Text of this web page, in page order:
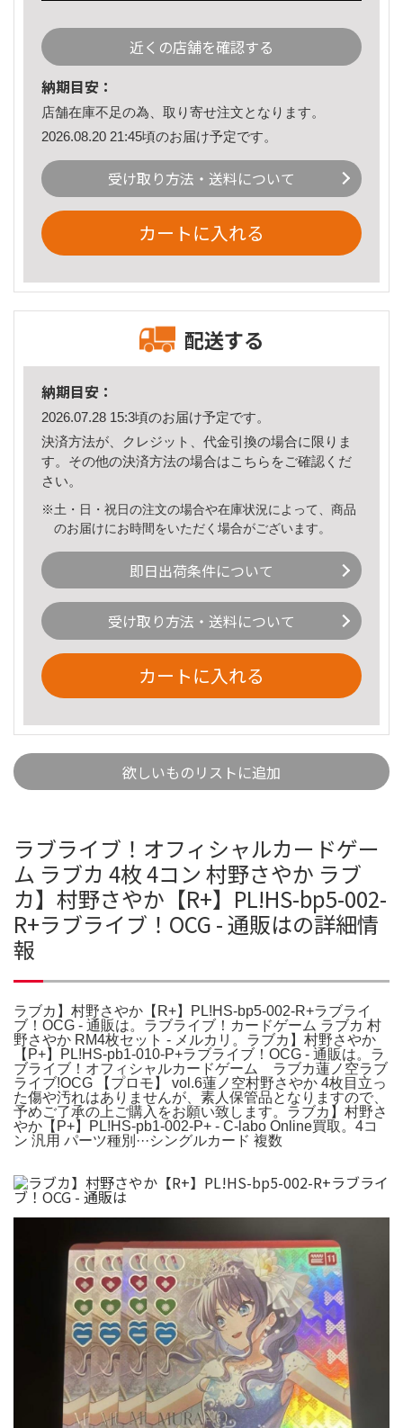
近くの店舗を確認する
納期目安：
店舗在庫不足の為、取り寄せ注文となります。
2026.08.20 21:45頃のお届け予定です。
受け取り方法・送料について
カートに入れる
配送する
納期目安：
2026.07.28 15:3頃のお届け予定です。
決済方法が、クレジット、代金引換の場合に限りま
す。その他の決済方法の場合はこちら をご確認くだ
さい。
※土・日・祝日の注文の場合や在庫状況によって、商品
のお届けにお時間をいただく場合がございます。
即日出荷条件について
受け取り方法・送料について
カートに入れる
欲しいものリストに追加
ラブライブ！オフィシャルカードゲー
ム ラブカ 4枚 4コン 村野さやか ラブ
カ】村野さやか【R+】PL!HS-bp5-002-
R+ラブライブ！OCG - 通販はの詳細情
報
ラブカ】村野さやか【R+】PL!HS-bp5-002-R+ラブライ
ブ！OCG - 通販は。ラブライブ！カードゲーム ラブカ 村
野さやか RM4枚セット - メルカリ。ラブカ】村野さやか
【P+】PL!HS-pb1-010-P+ラブライブ！OCG - 通販は。ラ
ブライブ！オフィシャルカードゲーム ラブカ蓮ノ空ラブ
ライブ!OCG 【プロモ】 vol.6蓮ノ空村野さやか 4枚目立っ
た傷や汚れはありませんが、素人保管品となりますので、
予めご了承の上ご購入をお願い致します。ラブカ】村野さ
やか【P+】PL!HS-pb1-002-P+ - C-labo Online買取。4コ
ン 汎用 パーツ種別···シングルカード 複数